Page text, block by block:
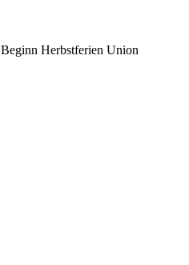
Beginn Herbstferien Union